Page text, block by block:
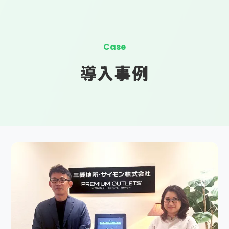
Case
導入事例